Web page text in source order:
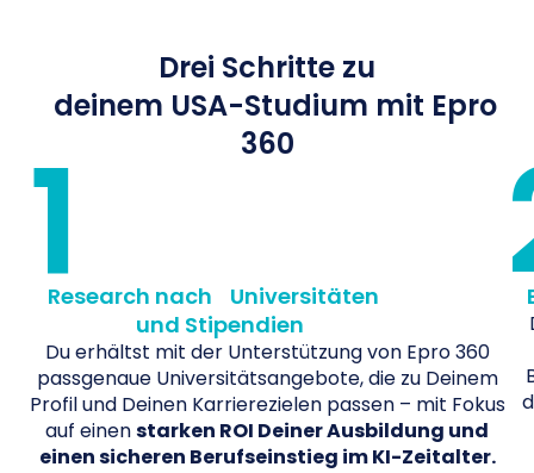
Drei Schritte zu
deinem USA-Studium mit Epro
360
1Research nach Universitäten
und Stipendien
Du erhältst mit der Unterstützung von Epro 360
passgenaue Universitätsangebote, die zu Deinem
Profil und Deinen Karrierezielen passen – mit Fokus
auf einenstarken ROI Deiner Ausbildung und
einen sicheren Berufseinstieg im KI-Zeitalter.